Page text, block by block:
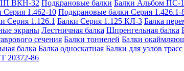
ВКН-32 Подкрановые балки Балки Альбом ПС-
Серия 1.462-10 Подкрановые балки Серия 1.426.1-
Серия 1.126.1 Балки Серия 1.125 КЛ-3 Балка
экраны Лестничная балка Шпренгельная балка
сечения Балки тоннелей Балки
балка Балка односкатная Балки для узлов
20372-86